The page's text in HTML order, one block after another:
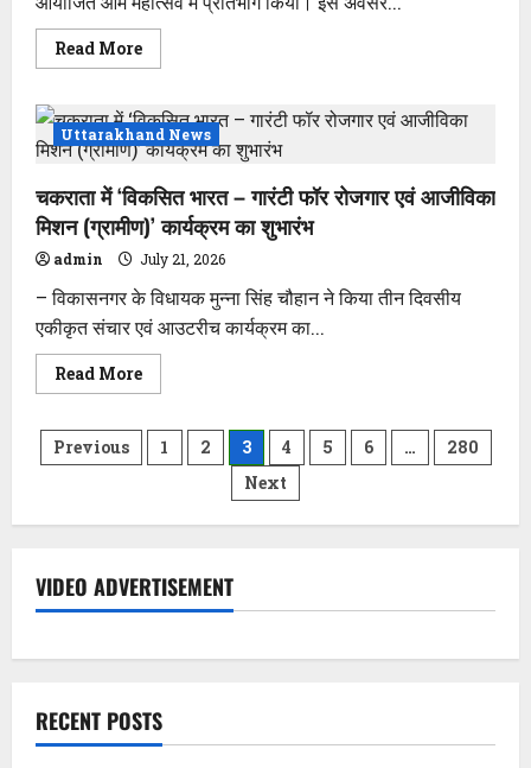
स्वीकृत
किये
जाने
वरिष्ठ
पत्रकारों
को
सम्मान
पेंशन
दिए
जाने
की
हुई
संस्तुति
Read MoreRead
more
बनेगा
विकास
की
नई
पहचान,
किसान
उत्तराखंड
की
सबसे
बड़ी
मुख्यमंत्री
धामी
Uttarakhand News
चकराता में ‘विकसित भारत – गारंटी फॉर रोजगार एवं आजीविका
मिशन (ग्रामीण)’ कार्यक्रम का शुभारंभ
admin July 21, 2026
– विकासनगर के विधायक मुन्ना सिंह चौहान ने किया तीन दिवसीय
एकीकृत संचार एवं आउटरीच कार्यक्रम का...
Read MoreRead
more
में
‘विकसित
भारत
फॉर
मिशन
(ग्रामीण)’
शुभारंभ
Posts
Previous 1 2 3 4 5 6 …
280
Next
VIDEO ADVERTISEMENT
RECENT POSTS